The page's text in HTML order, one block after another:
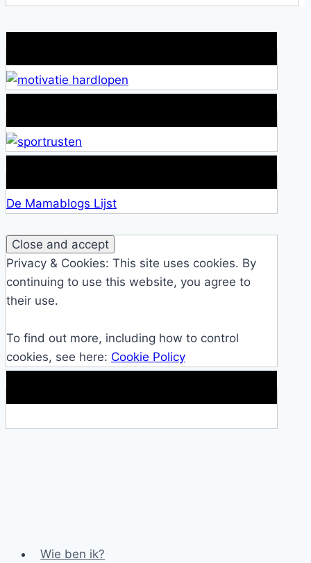
De Mamablogs Lijst
Privacy & Cookies: This site uses cookies. By
continuing to use this website, you agree to
their use.
To find out more, including how to control
cookies, see here: Cookie Policy
Wie ben ik?